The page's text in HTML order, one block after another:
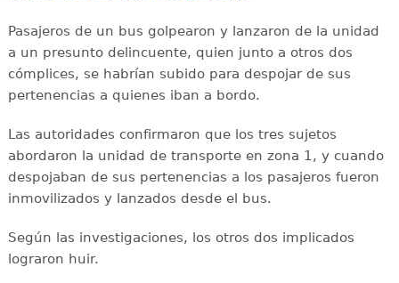
Pasajeros de un bus golpearon y lanzaron de la unidad
a un presunto delincuente, quien junto a otros dos
cómplices, se habrían subido para despojar de sus
pertenencias a quienes iban a bordo.
Las autoridades confirmaron que los tres sujetos
abordaron la unidad de transporte en zona 1, y cuando
despojaban de sus pertenencias a los pasajeros fueron
inmovilizados y lanzados desde el bus.
Según las investigaciones, los otros dos implicados
lograron huir.